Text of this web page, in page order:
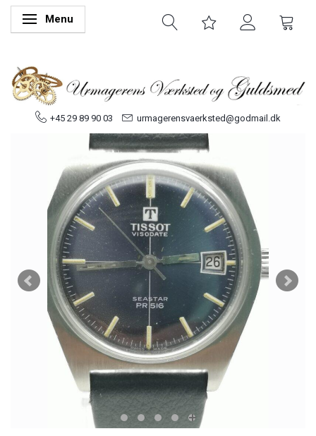
Skifte navigation
Menu
+45 29 89 90 03 urmagerensvaerksted@godmail.dk